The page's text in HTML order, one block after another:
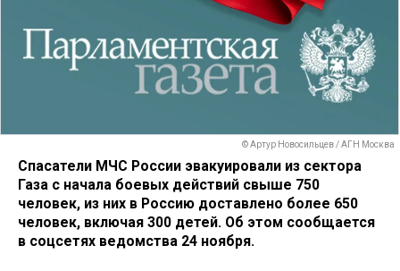
© Артур Новосильцев / АГН Москва
Спасатели МЧС России эвакуировали из сектора
Газа с начала боевых действий свыше 750
человек, из них в Россию доставлено более 650
человек, включая 300 детей. Об этом сообщается
в соцсетях ведомства 24 ноября.